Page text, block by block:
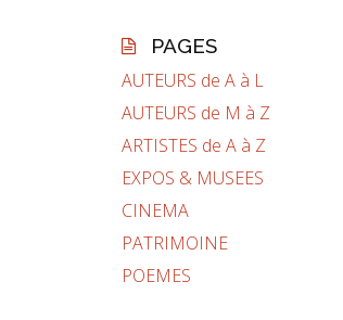
PAGES
AUTEURS de A à L
AUTEURS de M à Z
ARTISTES de A à Z
EXPOS & MUSEES
CINEMA
PATRIMOINE
POEMES